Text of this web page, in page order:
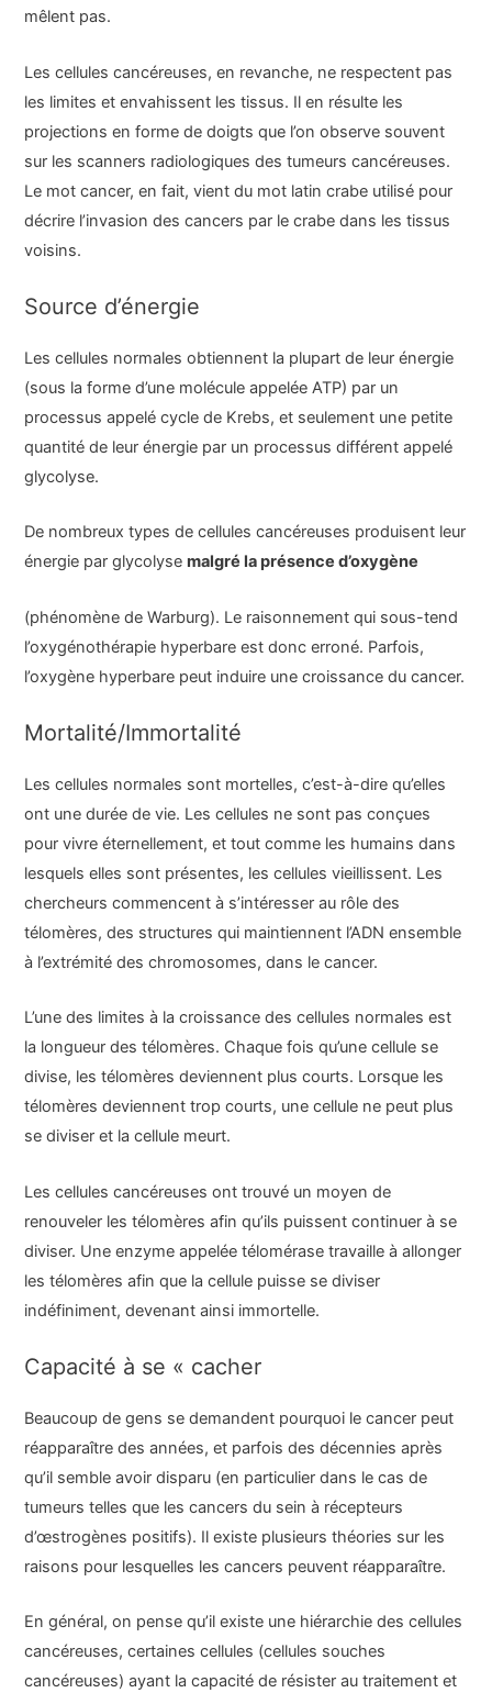
mêlent pas.
Les cellules cancéreuses, en revanche, ne respectent pas
les limites et envahissent les tissus. Il en résulte les
projections en forme de doigts que l’on observe souvent
sur les scanners radiologiques des tumeurs cancéreuses.
Le mot cancer, en fait, vient du mot latin crabe utilisé pour
décrire l’invasion des cancers par le crabe dans les tissus
voisins.
Source d’énergie
Les cellules normales obtiennent la plupart de leur énergie
(sous la forme d’une molécule appelée ATP) par un
processus appelé cycle de Krebs, et seulement une petite
quantité de leur énergie par un processus différent appelé
glycolyse.
De nombreux types de cellules cancéreuses produisent leur
énergie par glycolysemalgré la présence d’oxygène
(phénomène de Warburg). Le raisonnement qui sous-tend
l’oxygénothérapie hyperbare est donc erroné. Parfois,
l’oxygène hyperbare peut induire une croissance du cancer.
Mortalité/Immortalité
Les cellules normales sont mortelles, c’est-à-dire qu’elles
ont une durée de vie. Les cellules ne sont pas conçues
pour vivre éternellement, et tout comme les humains dans
lesquels elles sont présentes, les cellules vieillissent. Les
chercheurs commencent à s’intéresser au rôle des
télomères, des structures qui maintiennent l’ADN ensemble
à l’extrémité des chromosomes, dans le cancer.
L’une des limites à la croissance des cellules normales est
la longueur des télomères. Chaque fois qu’une cellule se
divise, les télomères deviennent plus courts. Lorsque les
télomères deviennent trop courts, une cellule ne peut plus
se diviser et la cellule meurt.
Les cellules cancéreuses ont trouvé un moyen de
renouveler les télomères afin qu’ils puissent continuer à se
diviser. Une enzyme appelée télomérase travaille à allonger
les télomères afin que la cellule puisse se diviser
indéfiniment, devenant ainsi immortelle.
Capacité à se « cacher
Beaucoup de gens se demandent pourquoi le cancer peut
réapparaître des années, et parfois des décennies après
qu’il semble avoir disparu (en particulier dans le cas de
tumeurs telles que les cancers du sein à récepteurs
d’œstrogènes positifs). Il existe plusieurs théories sur les
raisons pour lesquelles les cancers peuvent réapparaître.
En général, on pense qu’il existe une hiérarchie des cellules
cancéreuses, certaines cellules (cellules souches
cancéreuses) ayant la capacité de résister au traitement et